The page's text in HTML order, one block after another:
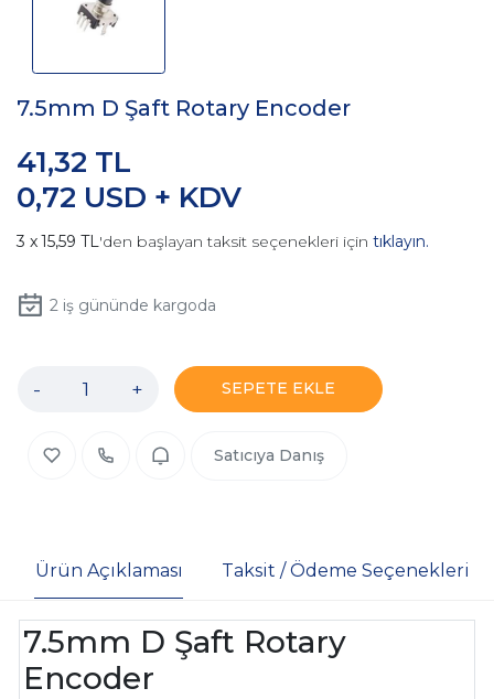
7.5mm D Şaft Rotary Encoder
0,72 USD + KDV
41,32 TL
15,59 TL'den başlayan taksit seçenekleri için tıklayın.
2iş gününde kargoda
- + SEPETE EKLE
Satıcıya Danış
Ürün Açıklaması Taksit / Ödeme Seçenekleri
7.5mm D Şaft Rotary
Encoder